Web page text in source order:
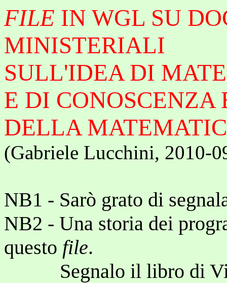
FILE IN WGL SU
MINISTERIALI
SULL'IDEA DI
E DI CONOSCENZA
DELLA
(Gabriele Lucchini, 2010-
NB1 - Sarò grato di
NB2 - Una storia dei
questo file.
Segnalo il libro di